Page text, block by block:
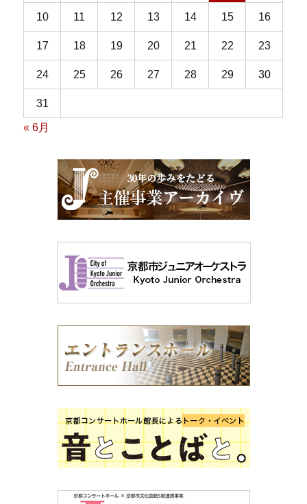
10 11 12 13 14 15 16
17 18 19 20 21 22 23
24 25 26 27 28 29 30
31
« 6月